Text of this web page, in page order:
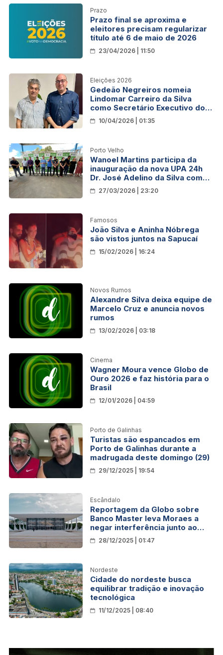
Prazo
Prazo final se aproxima e
eleitores precisam regularizar
título até 6 de maio de 2026
23/04/2026 | 11:50
Eleições 2026
Gedeão Negreiros nomeia
Lindomar Carreiro da Silva
como Secretário Executivo do
PSDB em Rondônia
10/04/2026 | 01:35
Porto Velho
Wanoel Martins participa da
inauguração da nova UPA 24h
Dr. José Adelino da Silva com
capacidade para atender até
500 pessoas por dia
27/03/2026 | 23:20
Famosos
João Silva e Aninha Nóbrega
são vistos juntos na Sapucaí
15/02/2026 | 16:24
Novos Rumos
Alexandre Silva deixa equipe de
Marcelo Cruz e anuncia novos
rumos
13/02/2026 | 03:18
Cinema
Wagner Moura vence Globo de
Ouro 2026 e faz história para o
Brasil
12/01/2026 | 04:59
Porto de Galinhas
Turistas são espancados em
Porto de Galinhas durante a
madrugada deste domingo (29)
29/12/2025 | 19:54
Escândalo
Reportagem da Globo sobre
Banco Master leva Moraes a
negar interferência junto ao
Banco Central
28/12/2025 | 01:47
Nordeste
Cidade do nordeste busca
equilibrar tradição e inovação
tecnológica
11/12/2025 | 08:40